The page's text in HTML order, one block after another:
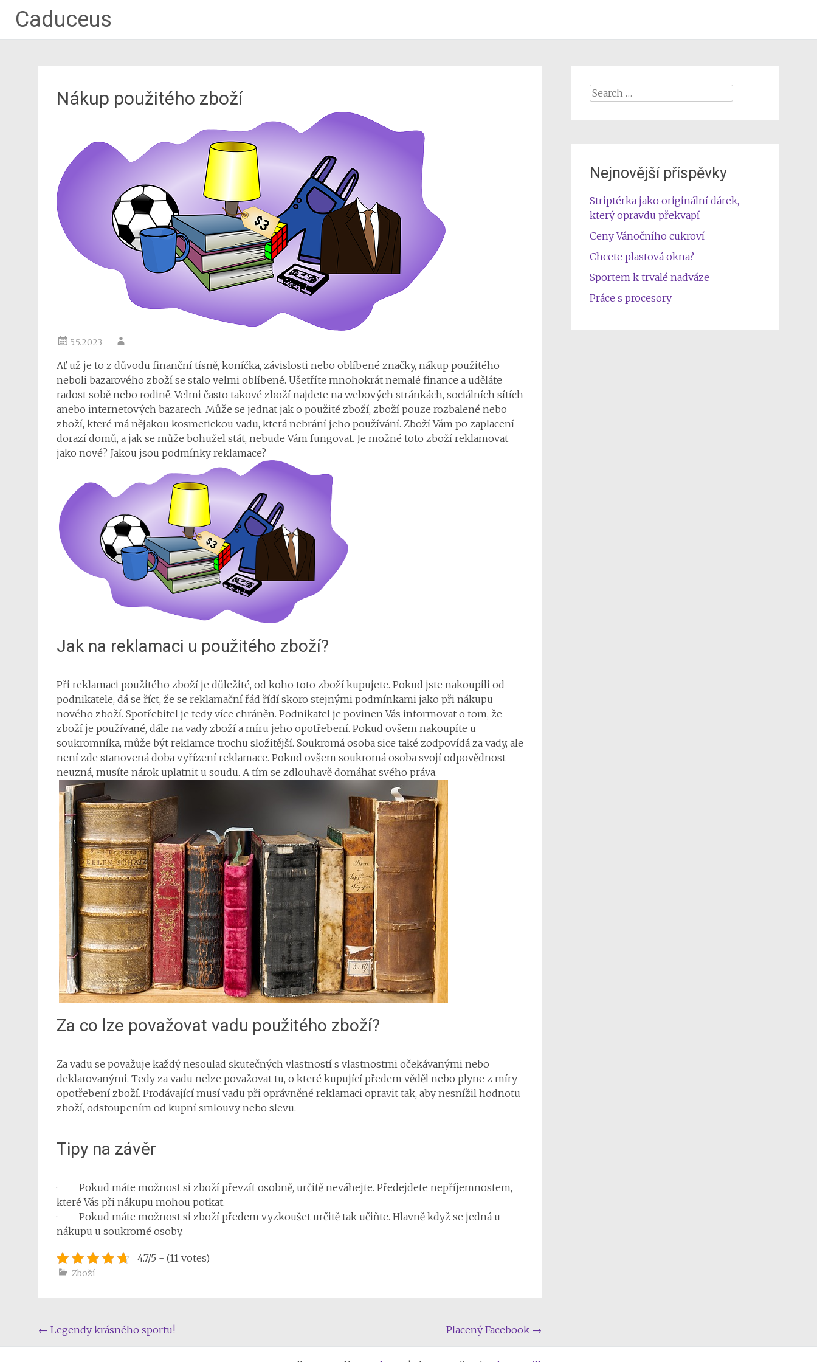
Caduceus
Nákup použitého zboží
5.5.2023
Ať už je to z důvodu finanční tísně, koníčka, závislosti nebo oblíbené značky, nákup použitého
neboli bazarového zboží se stalo velmi oblíbené. Ušetříte mnohokrát nemalé finance a uděláte
radost sobě nebo rodině. Velmi často takové zboží najdete na webových stránkách, sociálních sítích
anebo internetových bazarech. Může se jednat jak o použité zboží, zboží pouze rozbalené nebo
zboží, které má nějakou kosmetickou vadu, která nebrání jeho používání. Zboží Vám po zaplacení
dorazí domů, a jak se může bohužel stát, nebude Vám fungovat. Je možné toto zboží reklamovat
jako nové? Jakou jsou podmínky reklamace?
Jak na reklamaci u použitého zboží?
Při reklamaci použitého zboží je důležité, od koho toto zboží kupujete. Pokud jste nakoupili od
podnikatele, dá se říct, že se reklamační řád řídí skoro stejnými podmínkami jako při nákupu
nového zboží. Spotřebitel je tedy více chráněn. Podnikatel je povinen Vás informovat o tom, že
zboží je používané, dále na vady zboží a míru jeho opotřebení. Pokud ovšem nakoupíte u
soukromníka, může být reklamce trochu složitější. Soukromá osoba sice také zodpovídá za vady, ale
není zde stanovená doba vyřízení reklamace. Pokud ovšem soukromá osoba svojí odpovědnost
neuzná, musíte nárok uplatnit u soudu. A tím se zdlouhavě domáhat svého práva.
Za co lze považovat vadu použitého zboží?
Za vadu se považuje každý nesoulad skutečných vlastností s vlastnostmi očekávanými nebo
deklarovanými. Tedy za vadu nelze považovat tu, o které kupující předem věděl nebo plyne z míry
opotřebení zboží. Prodávající musí vadu při oprávněné reklamaci opravit tak, aby nesnížil hodnotu
zboží, odstoupením od kupní smlouvy nebo slevu.
Tipy na závěr
· Pokud máte možnost si zboží převzít osobně, určitě neváhejte. Předejdete nepříjemnostem,
které Vás při nákupu mohou potkat.
· Pokud máte možnost si zboží předem vyzkoušet určitě tak učiňte. Hlavně když se jedná u
nákupu u soukromé osoby.
4.7/5 - (11 votes)
Zboží
Post
navigation
← Legendy krásného sportu! Placený Facebook →
Search
Nejnovější příspěvky
Striptérka jako originální dárek,
který opravdu překvapí
Ceny Vánočního cukroví
Chcete plastová okna?
Sportem k trvalé nadváze
Práce s procesory